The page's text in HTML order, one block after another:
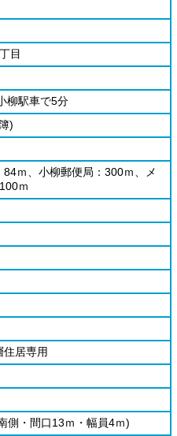
目
柳駅車で5分
)
84ｍ、小柳郵便局：300ｍ、メ
ｍ
住居専用
側・間口13ｍ・幅員4ｍ)